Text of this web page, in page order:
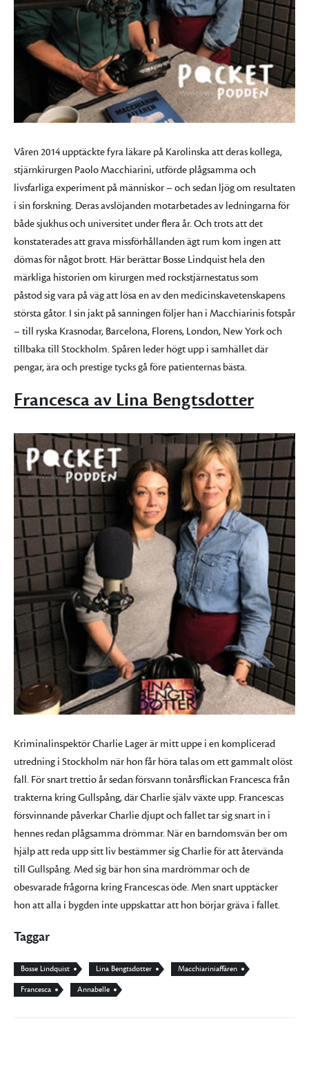
Våren 2014 upptäckte fyra läkare på Karolinska att deras kollega,
stjärnkirurgen Paolo Macchiarini, utförde plågsamma och
livsfarliga experiment på människor – och sedan ljög om resultaten
i sin forskning. Deras avslöjanden motarbetades av ledningarna för
både sjukhus och universitet under flera år. Och trots att det
konstaterades att grava missförhållanden ägt rum kom ingen att
dömas för något brott. Här berättar Bosse Lindquist hela den
märkliga historien om kirurgen med rockstjärnestatus som
påstod sig vara på väg att lösa en av den medicinskavetenskapens
största gåtor. I sin jakt på sanningen följer han i Macchiarinis fotspår
– till ryska Krasnodar, Barcelona, Florens, London, New York och
tillbaka till Stockholm. Spåren leder högt upp i samhället där
pengar, ära och prestige tycks gå före patienternas bästa.
Francesca av Lina Bengtsdotter
Kriminalinspektör Charlie Lager är mitt uppe i en komplicerad
utredning i Stockholm när hon får höra talas om ett gammalt olöst
fall. För snart trettio år sedan försvann tonårsflickan Francesca från
trakterna kring Gullspång, där Charlie själv växte upp. Francescas
försvinnande påverkar Charlie djupt och fallet tar sig snart in i
hennes redan plågsamma drömmar. När en barndomsvän ber om
hjälp att reda upp sitt liv bestämmer sig Charlie för att återvända
till Gullspång. Med sig bär hon sina mardrömmar och de
obesvarade frågorna kring Francescas öde. Men snart upptäcker
hon att alla i bygden inte uppskattar att hon börjar gräva i fallet.
Taggar
Bosse Lindquist Lina Bengtsdotter
Macchiariniaffären
Francesca
Annabelle